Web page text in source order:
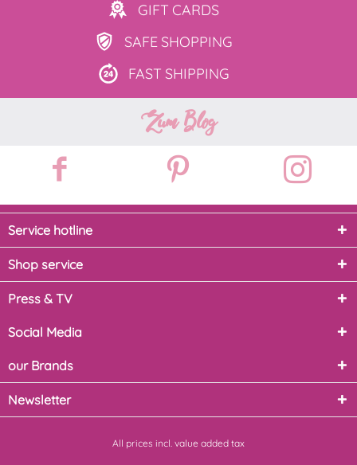
GIFT CARDS
SAFE SHOPPING
FAST SHIPPING
Zum Blog
Service hotline
Shop service
Press & TV
Social Media
our Brands
Newsletter
All prices incl. value added tax